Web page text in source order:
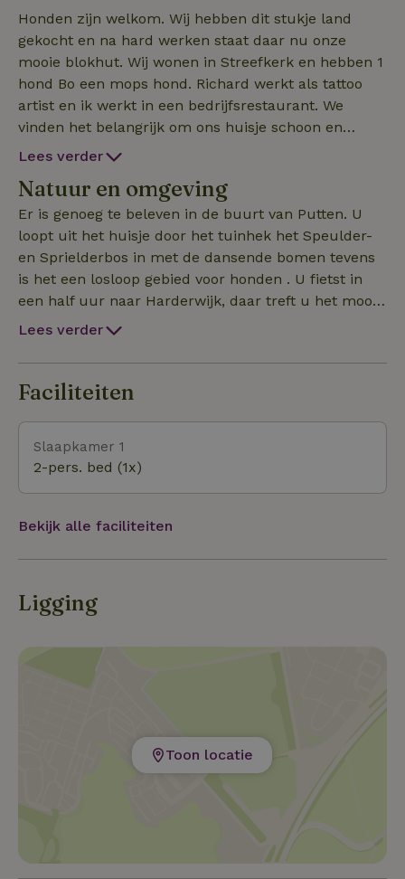
Honden zijn welkom. Wij hebben dit stukje land
gekocht en na hard werken staat daar nu onze
mooie blokhut. Wij wonen in Streefkerk en hebben 1
hond Bo een mops hond. Richard werkt als tattoo
artist en ik werkt in een bedrijfsrestaurant. We
vinden het belangrijk om ons huisje schoon en
verzorgd aan te bieden en we hopen dat de gasten
weer als wij in putten zijn en ook de honden vinden
Lees verder
Natuur en omgeving
Er is genoeg te beleven in de buurt van Putten. U
loopt uit het huisje door het tuinhek het Speulder-
en Sprielderbos in met de dansende bomen tevens
is het een losloop gebied voor honden . U fietst in
een half uur naar Harderwijk, daar treft u het mooie
Veluwemeer met leuke terassen en strandjes.
Putten. Museumboerderij Mariahoeve terug in de
tijd hoe leefde deze familie vroeger. Landgoed
brasserie en een bomentuin met eeuwenoude
bomen. Putter stoomgemaal na 35 jaar stil te
hebben gestaan in 2006 heropend. De schaapskooi
bij Ermelo. Nuldernauw strand nulde. Het Solse gat
ligt in een leemkuil, ontstaan door smeltend ijs in de
ijstijd en verder uitgehold door de afgraving van
leem door boeren. Hierdoor is een moerassig gat
Lees verder
Faciliteiten
Slaapkamer 1
2-pers. bed (1x)
Bekijk alle faciliteiten
Ligging
Toon locatie